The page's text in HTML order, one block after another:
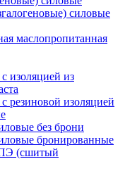
силовые
маслопропитанная
изоляцией из
резиновой изоляцией
без брони
бронированные
(сшитый